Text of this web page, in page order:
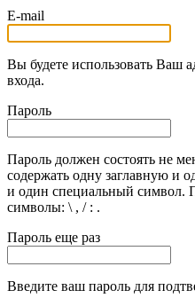
E-mail
Вы будете использовать Ваш
входа.
Пароль
Пароль должен состоять не
содержать одну заглавную и
и один специальный символ.
символы: \ , / : .
Пароль еще раз
Введите ваш пароль для